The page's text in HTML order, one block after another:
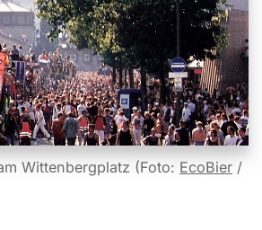
Wittenbergplatz (Foto: EcoBier /